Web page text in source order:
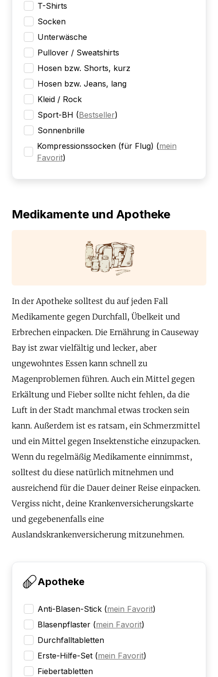
T-Shirts
Socken
Unterwäsche
Pullover / Sweatshirts
Hosen bzw. Shorts, kurz
Hosen bzw. Jeans, lang
Kleid / Rock
Sport-BH (Bestseller)
Sonnenbrille
Kompressionssocken (für Flug) (mein
Favorit)
Medikamente und Apotheke
In der Apotheke solltest du auf jeden Fall
Medikamente gegen Durchfall, Übelkeit und
Erbrechen einpacken. Die Ernährung in Causeway
Bay ist zwar vielfältig und lecker, aber
ungewohntes Essen kann schnell zu
Magenproblemen führen. Auch ein Mittel gegen
Erkältung und Fieber sollte nicht fehlen, da die
Luft in der Stadt manchmal etwas trocken sein
kann. Außerdem ist es ratsam, ein Schmerzmittel
und ein Mittel gegen Insektenstiche einzupacken.
Wenn du regelmäßig Medikamente einnimmst,
solltest du diese natürlich mitnehmen und
ausreichend für die Dauer deiner Reise einpacken.
Vergiss nicht, deine Krankenversicherungskarte
und gegebenenfalls eine
Auslandskrankenversicherung mitzunehmen.
Apotheke
Anti-Blasen-Stick (mein Favorit)
Blasenpflaster (mein Favorit)
Durchfalltabletten
Erste-Hilfe-Set (mein Favorit)
Fiebertabletten